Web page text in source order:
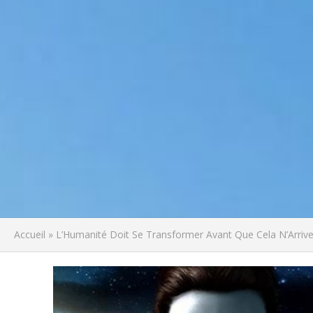
Accueil » L’Humanité Doit Se Transformer Avant Que Cela N’Arrive